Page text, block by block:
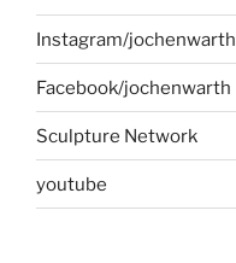
Instagram/jochenwarth
Facebook/jochenwarth
Sculpture Network
youtube